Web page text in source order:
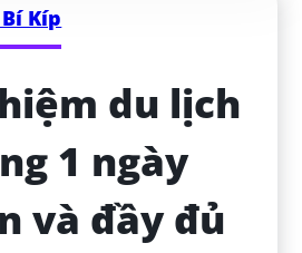
Kíp
du lịch
1 ngày
và đầy đủ